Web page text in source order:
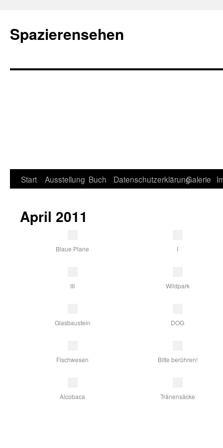
Spazierensehen
Start Ausstellung Buch DatenschutzerklärungGalerie
April 2011
Blaue Plane I
III Wildpark
Glasbaustein DOG
Fischwesen Bitte berühren!
Alcobaca Tränensäcke